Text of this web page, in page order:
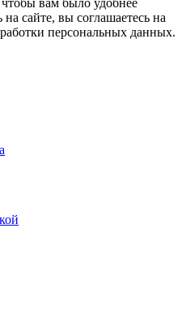
на сайте, вы соглашаетесь на
персональных данных.